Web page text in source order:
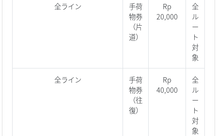
全ライン
手荷
物券
（片
道）
Rp
20,000
全
ル
ー
ト
対
象
全ライン
手荷
物券
（往
復）
Rp
40,000
全
ル
ー
ト
対
象